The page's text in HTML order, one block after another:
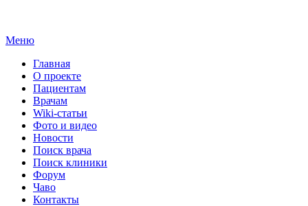
Меню
Главная
О проекте
Пациентам
Врачам
Wiki-статьи
Фото и видео
Новости
Поиск врача
Поиск клиники
Форум
Чаво
Контакты